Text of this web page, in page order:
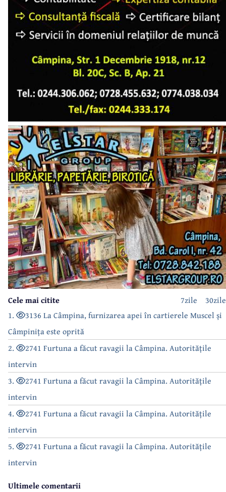
30zile
7zile
Cele mai citite
1.
3136 La Câmpina, furnizarea apei în cartierele Muscel și
Câmpinița este oprită
2.
2741 Furtuna a făcut ravagii la Câmpina. Autoritățile
intervin
3.
2741 Furtuna a făcut ravagii la Câmpina. Autoritățile
intervin
4.
2741 Furtuna a făcut ravagii la Câmpina. Autoritățile
intervin
5.
2741 Furtuna a făcut ravagii la Câmpina. Autoritățile
intervin
Ultimele comentarii